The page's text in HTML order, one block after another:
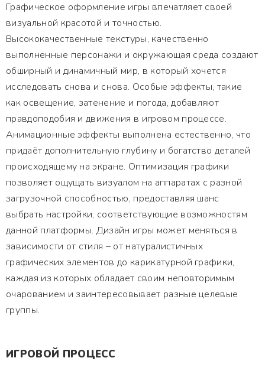
Графическое оформление игры впечатляет своей
визуальной красотой и точностью.
Высококачественные текстуры, качественно
выполненные персонажи и окружающая среда создают
обширный и динамичный мир, в который хочется
исследовать снова и снова. Особые эффекты, такие
как освещение, затенение и погода, добавляют
правдоподобия и движения в игровом процессе.
Анимационные эффекты выполнена естественно, что
придаёт дополнительную глубину и богатство деталей
происходящему на экране. Оптимизация графики
позволяет ощущать визуалом на аппаратах с разной
загрузочной способностью, предоставляя шанс
выбрать настройки, соответствующие возможностям
данной платформы. Дизайн игры может меняться в
зависимости от стиля – от натуралистичных
графических элементов до карикатурной графики,
каждая из которых обладает своим неповторимым
очарованием и заинтересовывает разные целевые
группы.
ИГРОВОЙ ПРОЦЕСС